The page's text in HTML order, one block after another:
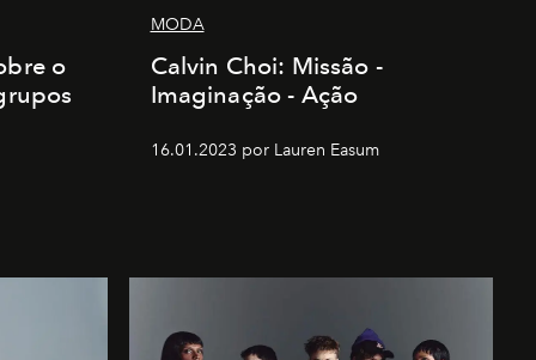
o
MODA
Calvin Choi: Missão -
Imaginação - Ação
16.01.2023 por Lauren Easum